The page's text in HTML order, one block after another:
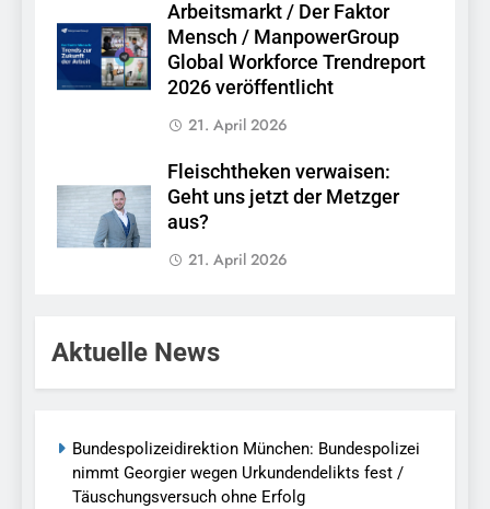
Arbeitsmarkt / Der Faktor
Mensch / ManpowerGroup
Global Workforce Trendreport
2026 veröffentlicht
21. April 2026
Fleischtheken verwaisen:
Geht uns jetzt der Metzger
aus?
21. April 2026
Aktuelle News
Bundespolizeidirektion München: Bundespolizei
nimmt Georgier wegen Urkundendelikts fest /
Täuschungsversuch ohne Erfolg